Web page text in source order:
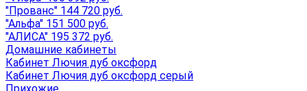
"Прованс" 144 720 руб.
"Альфа" 151 500 руб.
"АЛИСА" 195 372 руб.
Домашние кабинеты
Кабинет Лючия дуб оксфорд
Кабинет Лючия дуб оксфорд серый